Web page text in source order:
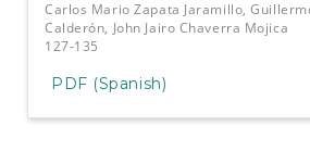
Carlos Mario Zapata Jaramillo,
Calderón, John Jairo Chaverra Mojica
127-135
PDF (Spanish)